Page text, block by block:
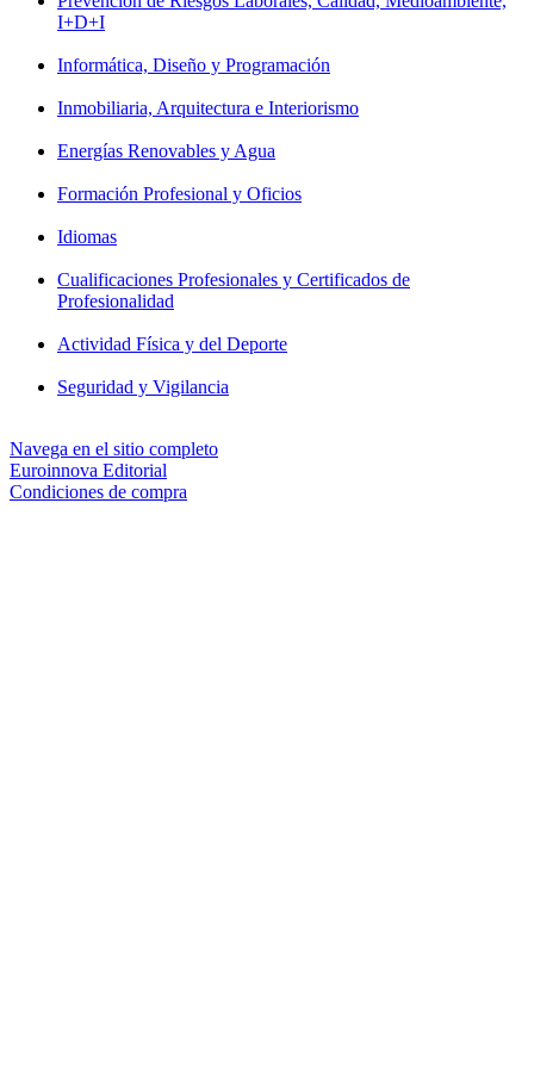
I+D+I
Informática, Diseño y Programación
Inmobiliaria, Arquitectura e Interiorismo
Energías Renovables y Agua
Formación Profesional y Oficios
Idiomas
Cualificaciones Profesionales y Certificados de
Profesionalidad
Actividad Física y del Deporte
Seguridad y Vigilancia
Navega en el sitio completo
Euroinnova Editorial
Condiciones de compra